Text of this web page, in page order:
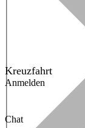
Kreuzfahrt
Anmelden
Chat